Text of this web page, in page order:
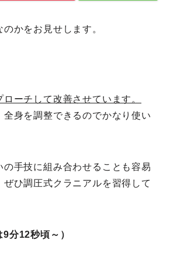
かをお見せします。
ーチして改善させています。
身を調整できるのでかなり使い
手技に組み合わせることも容易
ひ調圧式クラニアルを習得して
分12秒頃～）